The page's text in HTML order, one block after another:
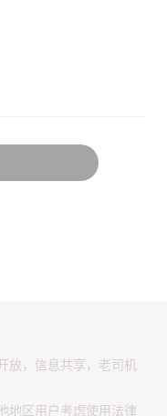
放，信息共享，老司机
地区用户考虑使用法律